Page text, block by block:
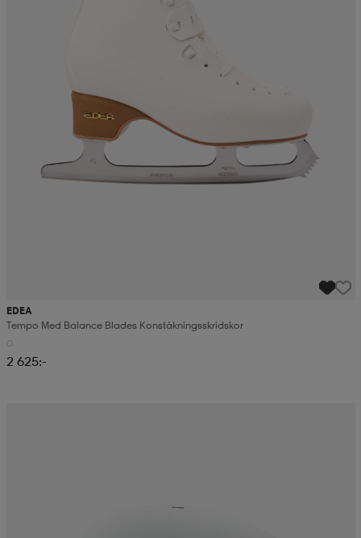
EDEA
Tempo Med Balance Blades Konståkningsskridskor
2 625:-